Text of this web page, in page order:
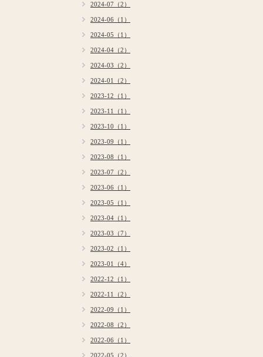
2024-07（2）
2024-06（1）
2024-05（1）
2024-04（2）
2024-03（2）
2024-01（2）
2023-12（1）
2023-11（1）
2023-10（1）
2023-09（1）
2023-08（1）
2023-07（2）
2023-06（1）
2023-05（1）
2023-04（1）
2023-03（7）
2023-02（1）
2023-01（4）
2022-12（1）
2022-11（2）
2022-09（1）
2022-08（2）
2022-06（1）
2022-05（2）